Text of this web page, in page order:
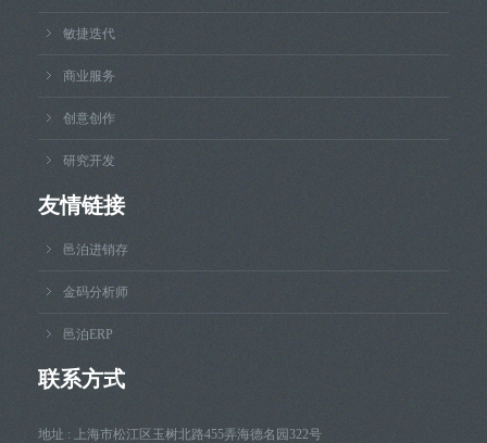
敏捷迭代
商业服务
创意创作
研究开发
友情链接
邑泊进销存
金码分析师
邑泊ERP
联系方式
地址 : 上海市松江区玉树北路455弄海德名园322号